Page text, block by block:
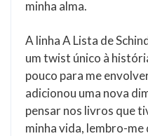
minha alma.
A linha A Lista de
um twist único à
pouco para me
adicionou uma nova
pensar nos livros que
minha vida, lembro-me